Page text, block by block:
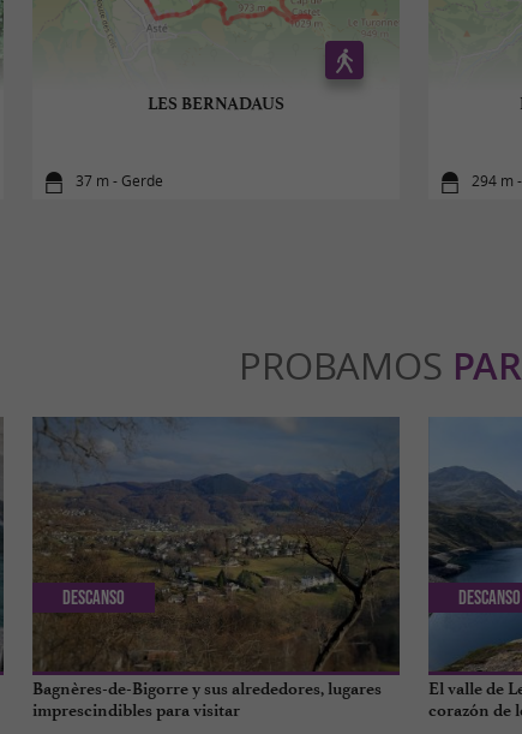
LES BERNADAUS
37 m - Gerde 294 m
PROBAMOS
Bagnères-de-Bigorre y sus alrededores, lugares
imprescindibles para visitar
Descanso
El valle de
corazón de
Descanso